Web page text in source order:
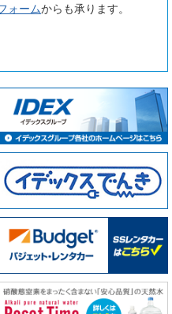
ォームからも承ります。